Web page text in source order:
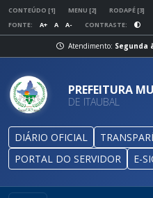
CONTEÚDO [1] MENU [2]
RODAPÉ [3]
FONTE:
A+ A A- CONTRASTE:
Atendimento: Segunda
PREFEITURA
DE ITAUBAL
DIÁRIO OFICIAL
PORTAL DO SERVIDOR
E-